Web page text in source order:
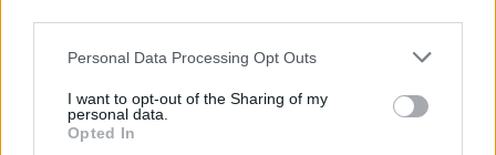
Please note that this website/app uses one or more Google
not limited to your visit or usage behaviour. You may click to
grant or deny consent to Google and its third-party tags to
use your data for below specified purposes in below Google
Personal Data Processing Opt Outs
I want to opt-out of the Sharing of my
personal data.
Opted In
Επιδημία σκοτώνει τους αχινούς στην Ερυθρά Θάλασσα
και βάζει σε κίνδυνο τα κοράλλια